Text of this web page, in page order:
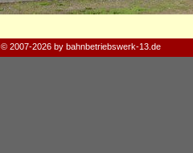
© 2007-2026 by bahnbetriebswerk-13.de